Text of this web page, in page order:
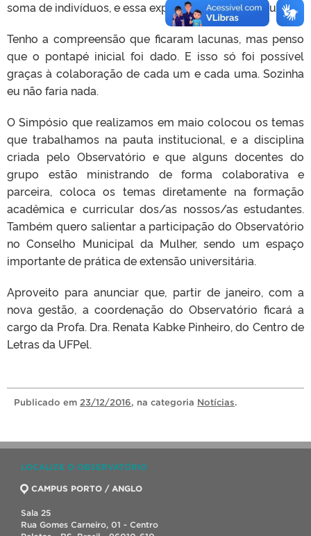
soma de indivíduos, e essa experiência me mostrou isso.
Tenho a compreensão que ficaram lacunas, mas penso
que o pontapé inicial foi dado. E isso só foi possível
graças à colaboração de cada um e cada uma. Sozinha
eu não faria nada.
O Simpósio que realizamos em maio colocou os temas
que trabalhamos na pauta institucional, e a disciplina
criada pelo Observatório e que alguns docentes do
grupo estão ministrando de forma colaborativa e
parceira, coloca os temas diretamente na formação
acadêmica e curricular dos/as nossos/as estudantes.
Também quero salientar a participação do Observatório
no Conselho Municipal da Mulher, sendo um espaço
importante de prática de extensão universitária.
Aproveito para anunciar que, partir de janeiro, com a
nova gestão, a coordenação do Observatório ficará a
cargo da Profa. Dra. Renata Kabke Pinheiro, do Centro de
Letras da UFPel.
Publicado em 23/12/2016, na categoria Notícias.
LOCALIZE O OBSERVATÓRIO
CAMPUS PORTO / ANGLO
Sala 25
Rua Gomes Carneiro, 01 - Centro